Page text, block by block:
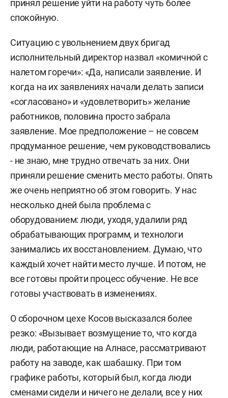
принял решение уйти на работу чуть более
спокойную.
Ситуацию с увольнением двух бригад
исполнительный директор назвал «комичной с
налетом горечи»: «Да, написали заявление. И
когда на их заявлениях начали делать записи
«согласовано» и «удовлетворить» желание
работников, половина просто забрала
заявление. Мое предположение – не совсем
продуманное решение, чем руководствовались
- не знаю, мне трудно отвечать за них. Они
приняли решение сменить место работы. Опять
же очень неприятно об этом говорить. У нас
несколько дней была проблема с
оборудованием: люди, уходя, удалили ряд
обрабатывающих программ, и технологи
занимались их восстановлением. Думаю, что
каждый хочет найти место лучше. И потом, не
все готовы пройти процесс обучение. Не все
готовы участвовать в изменениях.
О сборочном цехе Косов высказался более
резко: «Вызывает возмущение то, что когда
люди, работающие на Алнасе, рассматривают
работу на заводе, как шабашку. При том
графике работы, который был, когда люди
сменами сидели и ничего не делали, все у них